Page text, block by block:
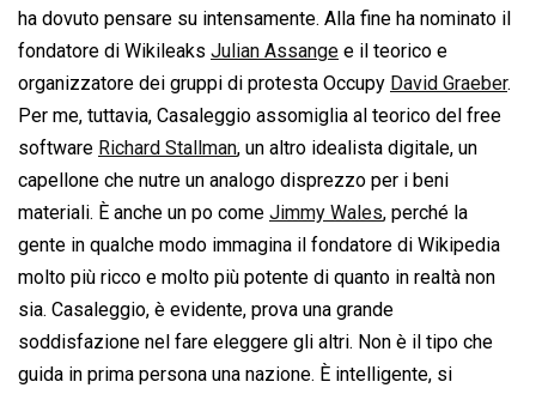
ha dovuto pensare su intensamente. Alla fine ha nominato il
fondatore di Wikileaks Julian Assange e il teorico e
organizzatore dei gruppi di protesta Occupy David Graeber.
Per me, tuttavia, Casaleggio assomiglia al teorico del free
software Richard Stallman, un altro idealista digitale, un
capellone che nutre un analogo disprezzo per i beni
materiali. È anche un po come Jimmy Wales, perché la
gente in qualche modo immagina il fondatore di Wikipedia
molto più ricco e molto più potente di quanto in realtà non
sia. Casaleggio, è evidente, prova una grande
soddisfazione nel fare eleggere gli altri. Non è il tipo che
guida in prima persona una nazione. È intelligente, si